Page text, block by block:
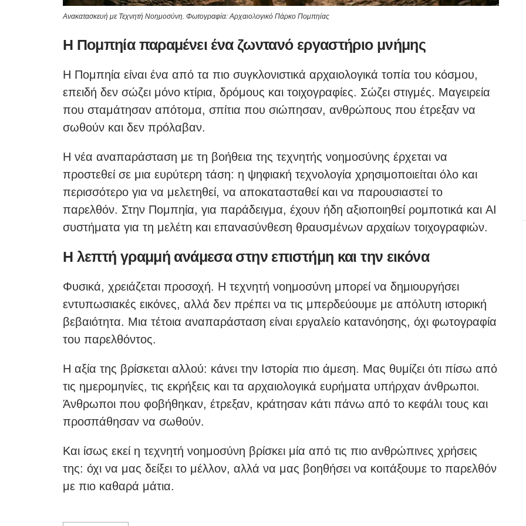
Ανακατασκευή με Τεχνητή Νοημοσύνη. Φωτογραφία: Αρχαιολογικό Πάρκο Πομπηίας
Η Πομπηία παραμένει ένα ζωντανό εργαστήριο μνήμης
Η Πομπηία είναι ένα από τα πιο συγκλονιστικά αρχαιολογικά τοπία του κόσμου,
επειδή δεν σώζει μόνο κτίρια, δρόμους και τοιχογραφίες. Σώζει στιγμές. Μαγειρεία
που σταμάτησαν απότομα, σπίτια που σιώπησαν, ανθρώπους που έτρεξαν να
σωθούν και δεν πρόλαβαν.
Η νέα αναπαράσταση με τη βοήθεια της τεχνητής νοημοσύνης έρχεται να
προστεθεί σε μια ευρύτερη τάση: η ψηφιακή τεχνολογία χρησιμοποιείται όλο και
περισσότερο για να μελετηθεί, να αποκατασταθεί και να παρουσιαστεί το
παρελθόν. Στην Πομπηία, για παράδειγμα, έχουν ήδη αξιοποιηθεί ρομποτικά και AI
συστήματα για τη μελέτη και επανασύνθεση θραυσμένων αρχαίων τοιχογραφιών.
Η λεπτή γραμμή ανάμεσα στην επιστήμη και την εικόνα
Φυσικά, χρειάζεται προσοχή. Η τεχνητή νοημοσύνη μπορεί να δημιουργήσει
εντυπωσιακές εικόνες, αλλά δεν πρέπει να τις μπερδεύουμε με απόλυτη ιστορική
βεβαιότητα. Μια τέτοια αναπαράσταση είναι εργαλείο κατανόησης, όχι φωτογραφία
του παρελθόντος.
Η αξία της βρίσκεται αλλού: κάνει την Ιστορία πιο άμεση. Μας θυμίζει ότι πίσω από
τις ημερομηνίες, τις εκρήξεις και τα αρχαιολογικά ευρήματα υπήρχαν άνθρωποι.
Άνθρωποι που φοβήθηκαν, έτρεξαν, κράτησαν κάτι πάνω από το κεφάλι τους και
προσπάθησαν να σωθούν.
Και ίσως εκεί η τεχνητή νοημοσύνη βρίσκει μία από τις πιο ανθρώπινες χρήσεις
της: όχι να μας δείξει το μέλλον, αλλά να μας βοηθήσει να κοιτάξουμε το παρελθόν
με πιο καθαρά μάτια.